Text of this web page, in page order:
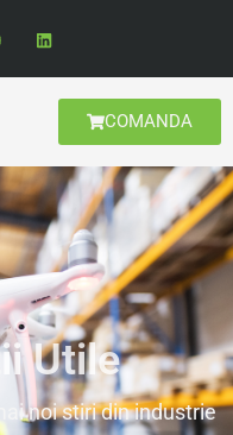
COMANDA
Utile
noi stiri din industrie